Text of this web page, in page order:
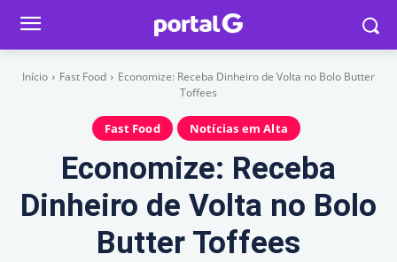
Início Fast Food
Economize: Receba Dinheiro de Volta no Bolo Butter
Toffees
Fast Food Notícias em Alta
Economize: Receba
Dinheiro de Volta no Bolo
Butter Toffees